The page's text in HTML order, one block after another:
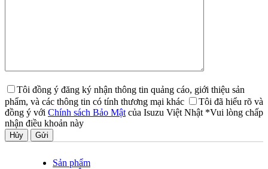
Tôi đồng ý đăng ký nhận thông tin quảng cáo, giới thiệu sản
phẩm, và các thông tin có tính thương mại khác
Tôi đã hiểu rõ và
đồng ý với Chính sách Bảo Mật của Isuzu Việt Nhật *Vui lòng chấp
nhận điều khoản này
Hủy
Sản phẩm